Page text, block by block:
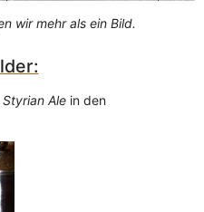
wir mehr als ein Bild.
Styrian Alein den